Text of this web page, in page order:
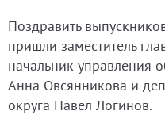
Поздравить
пришли заместитель
начальник управления
Анна Овсянникова и
округа Павел Логинов.